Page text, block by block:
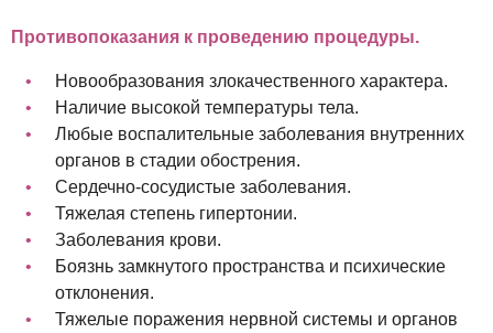
Противопоказания к проведению процедуры.
Новообразования злокачественного характера.
Наличие высокой температуры тела.
Любые воспалительные заболевания внутренних
органов в стадии обострения.
Сердечно-сосудистые заболевания.
Тяжелая степень гипертонии.
Заболевания крови.
Боязнь замкнутого пространства и психические
отклонения.
Тяжелые поражения нервной системы и органов